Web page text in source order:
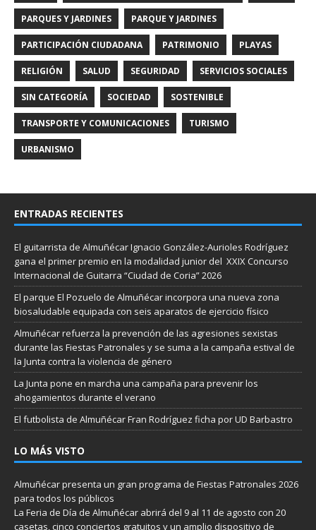
PARQUES Y JARDINES PARQUE Y JARDINES
PARTICIPACIÓN CIUDADANA PATRIMONIO PLAYAS
RELIGIÓN SALUD SEGURIDAD SERVICIOS SOCIALES
SIN CATEGORÍA SOCIEDAD SOSTENIBLE
TRANSPORTE Y COMUNICACIONES TURISMO
URBANISMO
ENTRADAS RECIENTES
El guitarrista de Almuñécar Ignacio González-Aurioles Rodríguez
gana el primer premio en la modalidad junior del XXIX Concurso
Internacional de Guitarra “Ciudad de Coria” 2026
El parque El Pozuelo de Almuñécar incorpora una nueva zona
biosaludable equipada con seis aparatos de ejercicio físico
Almuñécar refuerza la prevención de las agresiones sexistas
durante las Fiestas Patronales y se suma a la campaña estival de
la Junta contra la violencia de género
La Junta pone en marcha una campaña para prevenir los
ahogamientos durante el verano
El futbolista de Almuñécar Fran Rodríguez ficha por UD Barbastro
LO MÁS VISTO
Almuñécar presenta un gran programa de Fiestas Patronales 2026
para todos los públicos
La Feria de Día de Almuñécar abrirá del 9 al 11 de agosto con 20
casetas, cinco conciertos gratuitos y un amplio dispositivo de